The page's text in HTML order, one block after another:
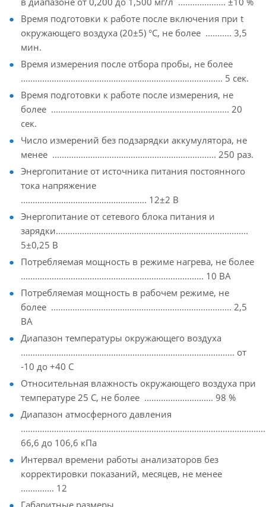
Время подготовки к работе после включения при t
окружающего воздуха (20±5) °С, не более ........... 3,5
мин.
Время измерения после отбора пробы, не более
..................................................................................... 5 сек.
Время подготовки к работе после измерения, не
более ........................................................................... 20
сек.
Число измерений без подзарядки аккумулятора, не
менее ..................................................................... 250 раз.
Энергопитание от источника питания постоянного
тока напряжение
..................................................... 12±2 В
Энергопитание от сетевого блока питания и
зарядки.................................................................................
5±0,25 В
Потребляемая мощность в режиме нагрева, не более
............................................................................. 10 ВА
Потребляемая мощность в рабочем режиме, не
более ............................................................................ 2,5
ВА
Диапазон температуры окружающего воздуха
.......................................................................................... от
-10 до +40 С
Относительная влажность окружающего воздуха при
температуре 25 С, не более ............................. 98 %
Диапазон атмосферного давления
66,6 до 106,6 кПа
Интервал времени работы анализаторов без
корректировки показаний, месяцев, не менее
.............. 12
Габаритные размеры